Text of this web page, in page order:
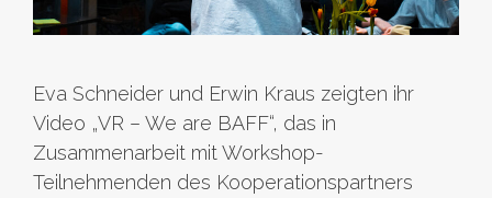
Eva Schneider und Erwin Kraus zeigten ihr
Video „VR – We are BAFF“, das in
Zusammenarbeit mit Workshop-
Teilnehmenden des Kooperationspartners